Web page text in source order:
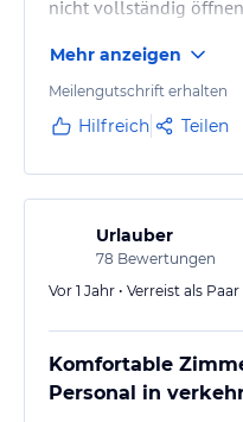
nicht vollständig
teuer.
Mehr anzeigen
Meilengutschrift erhalten
Hilfreich Teilen
Urlauber
78 Bewertungen
Vor 1 Jahr • Verreist als
Komfortable
Personal in